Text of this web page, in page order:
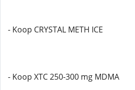
- Koop CRYSTAL METH ICE
- Koop XTC 250-300 mg MDMA